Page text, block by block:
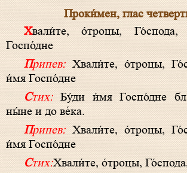
Проки́мен, глас
Хвали́те, о́троцы, Го́спода, хвали́те и́мя
Госпо́дне
Припев:Хвали́те, о́троцы,
и́мя Госпо́дне
Стих:Бу́ди и́мя Госпо́дне
ны́не и до ве́ка.
Припев:Хвали́те, о́троцы,
и́мя Госпо́дне
Стих:Хвали́те, о́троцы,